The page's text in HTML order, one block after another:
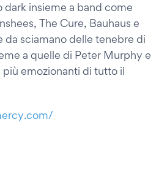
dark insieme a band come
The Cure, Bauhaus e
da sciamano delle tenebre di
a quelle di Peter Murphy e
più emozionanti di tutto il